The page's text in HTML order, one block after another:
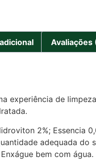
Avaliações
experiência de
2%; Essencia
adequada do
bem com água.